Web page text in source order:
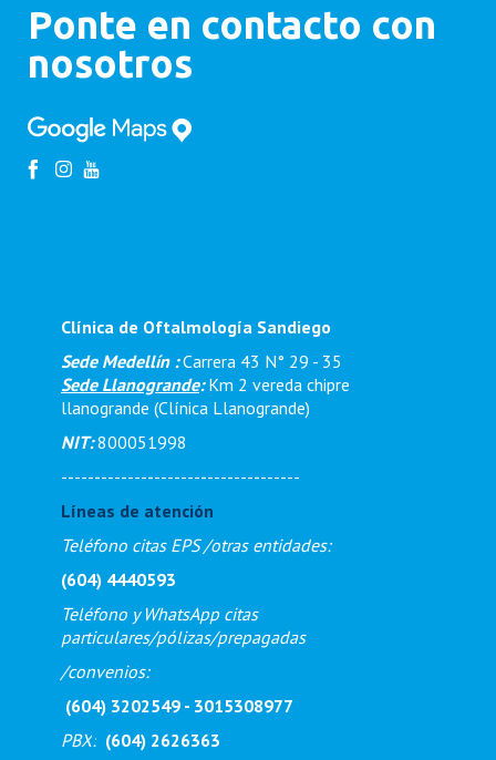
Ponte en contacto con
nosotros
Clínica de Oftalmología Sandiego
Sede Medellín : Carrera 43 N° 29 - 35
Sede Llanogrande:Km 2 vereda chipre
llanogrande (Clínica Llanogrande)
NIT:800051998
------------------------------------
Líneas de atención
Teléfono citas EPS /otras entidades:
(604) 4440593
Teléfono y WhatsApp citas
particulares/pólizas/prepagadas
/convenios:
(604) 3202549 - 3015308977
PBX: (604) 2626363